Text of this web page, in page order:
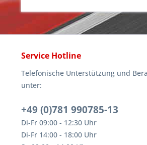
Service Hotline
Telefonische Unterstützung und
unter:
+49 (0)781 990785-13
Di-Fr 09:00 - 12:30 Uhr
Di-Fr 14:00 - 18:00 Uhr